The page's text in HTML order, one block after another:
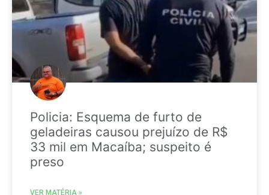
Policia: Esquema de furto de
geladeiras causou prejuízo de R$
33 mil em Macaíba; suspeito é
preso
VER MATÉRIA »